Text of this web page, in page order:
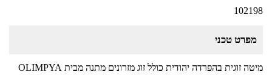
102198
מפרט טכני
מיטה זוגית בהפרדה יהודית כולל זוג מזרונים מתנה מבית OLIMPYA